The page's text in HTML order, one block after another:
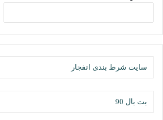
سایت شرط بندی انفجار
بت بال 90